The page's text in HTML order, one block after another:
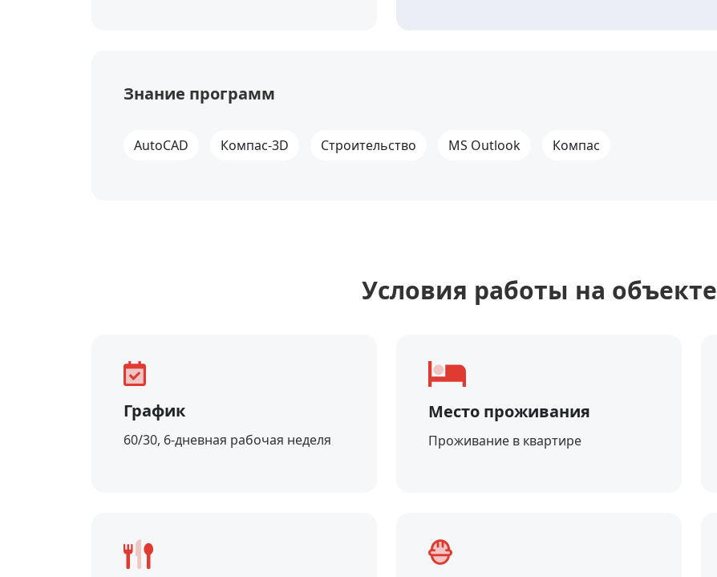
Знание программ
AutoCAD Компас-3D Строительство MS Outlook Компас
Уcловия работы на объекте
График
60/30, 6-дневная рабочая неделя
Место проживания
Проживание в квартире